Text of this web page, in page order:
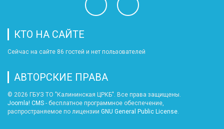
КТО НА САЙТЕ
Сейчас на сайте 86 гостей и нет пользователей
АВТОРСКИЕ ПРАВА
© 2026 ГБУЗ ТО "Калининская ЦРКБ". Все права защищены.
Joomla! CMS - бесплатное программное обеспечение,
распространяемое по лицензии GNU General Public License.